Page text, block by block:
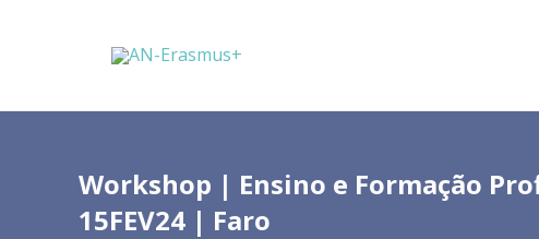
Workshop | Ensino e Formação
15FEV24 | Faro